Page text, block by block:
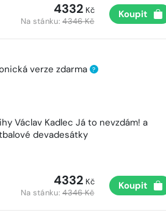
4332 Kč
Na stánku:4346 Kč
Koupit
verze zdarma ?
Václav Kadlec Já to nevzdám! a
devadesátky
4332 Kč
Na stánku:4346 Kč
Koupit